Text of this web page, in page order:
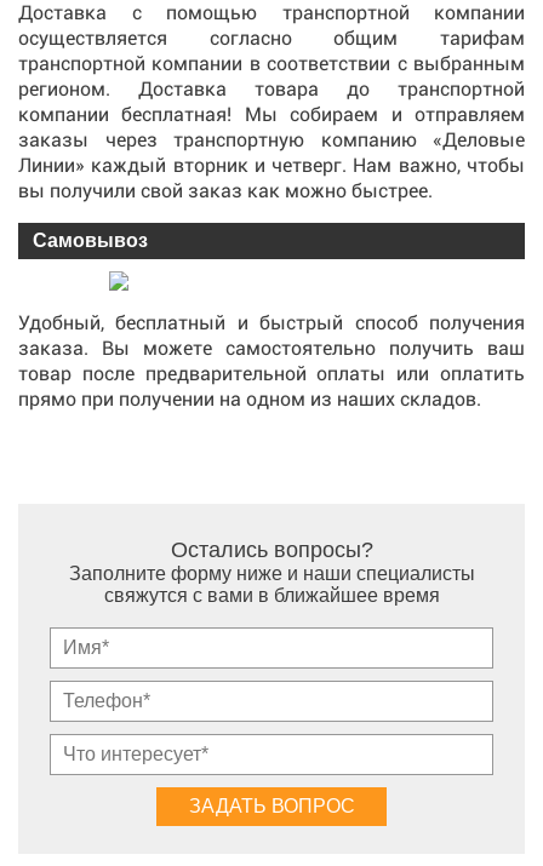
Доставка с помощью транспортной компании
осуществляется согласно общим тарифам
транспортной компании в соответствии с выбранным
регионом. Доставка товара до транспортной
компании бесплатная! Мы собираем и отправляем
заказы через транспортную компанию «Деловые
Линии» каждый вторник и четверг. Нам важно, чтобы
вы получили свой заказ как можно быстрее.
Самовывоз
Удобный, бесплатный и быстрый способ получения
заказа. Вы можете самостоятельно получить ваш
товар после предварительной оплаты или оплатить
прямо при получении на одном из наших складов.
Остались вопросы?
Заполните форму ниже и наши специалисты
свяжутся с вами в ближайшее время